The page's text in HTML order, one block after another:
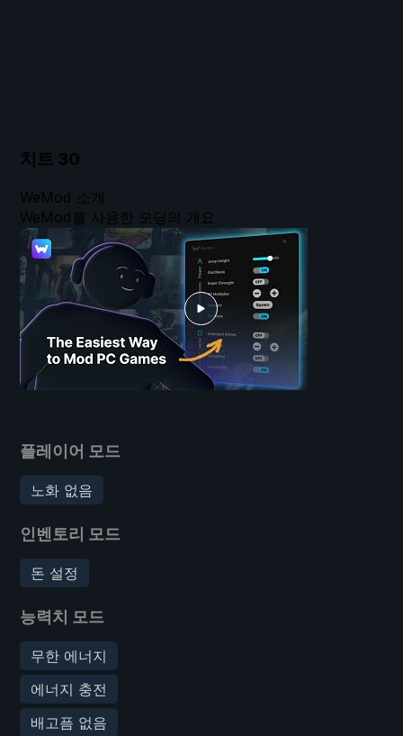
치트 30
플레이어 모드
노화 없음
인벤토리 모드
돈 설정
능력치 모드
무한 에너지
에너지 충전
배고픔 없음
WeMod 소개
WeMod를 사용한 모딩의 개요